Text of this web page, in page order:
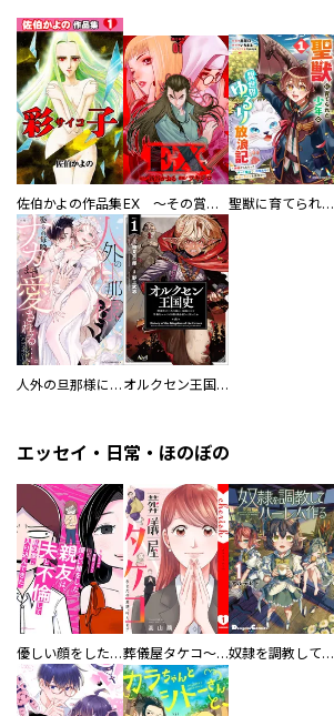
佐伯かよの作品集 EX ～その賞金稼ぎは、世界の出口を探す～【単行本版】 聖獣に育てられた少年の異世界ゆるり放浪記～神様からもらったチート魔法で、仲間たちとスローライフを満喫中～
人外の旦那様に娶られ毎晩ナカまで愛される…。アンソロジー オルクセン王国史
エッセイ・日常・ほのぼの
優しい顔をした親友は、夫と不倫して私の家に入り込んできた。 葬儀屋タケコ～あなたの最期、叶えます【電子単行本版】 奴隷を調教してハーレム作る